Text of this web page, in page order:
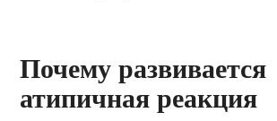
Почему развивается
атипичная реакция